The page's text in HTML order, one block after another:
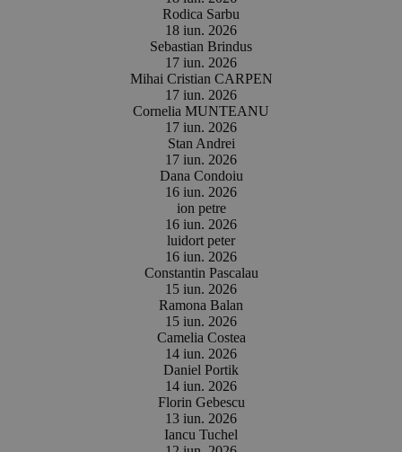
Rodica Sarbu
18 iun. 2026
Sebastian Brindus
17 iun. 2026
Mihai Cristian CARPEN
17 iun. 2026
Cornelia MUNTEANU
17 iun. 2026
Stan Andrei
17 iun. 2026
Dana Condoiu
16 iun. 2026
ion petre
16 iun. 2026
luidort peter
16 iun. 2026
Constantin Pascalau
15 iun. 2026
Ramona Balan
15 iun. 2026
Camelia Costea
14 iun. 2026
Daniel Portik
14 iun. 2026
Florin Gebescu
13 iun. 2026
Iancu Tuchel